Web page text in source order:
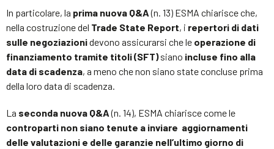
In particolare, la prima nuova Q&A(n. 13) ESMA chiarisce che,
nella costruzione del Trade State Report, i repertori di dati
sulle negoziazionidevono assicurarsi che le operazione di
finanziamento tramite titoli (SFT)siano incluse fino alla
data di scadenza, a meno che non siano state concluse prima
della loro data di scadenza.
La seconda nuova Q&A(n. 14), ESMA chiarisce come le
controparti non siano tenute a inviare aggiornamenti
delle valutazioni e delle garanzie nell’ultimo giorno di